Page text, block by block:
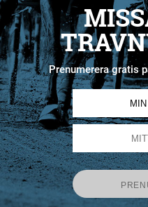
Prenumerera gratis